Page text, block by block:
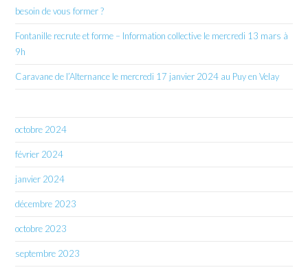
besoin de vous former ?
Fontanille recrute et forme – Information collective le mercredi 13 mars à
9h
Caravane de l’Alternance le mercredi 17 janvier 2024 au Puy en Velay
octobre 2024
février 2024
janvier 2024
décembre 2023
octobre 2023
septembre 2023